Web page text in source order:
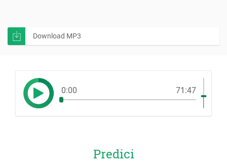
Download MP3
0:00 71:47
Predici